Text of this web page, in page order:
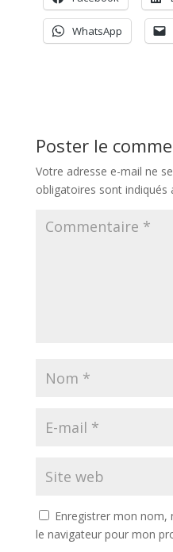
WhatsApp
Poster le
Votre adresse e-mail ne
obligatoires sont indiqués
Enregistrer mon
le navigateur pour mon